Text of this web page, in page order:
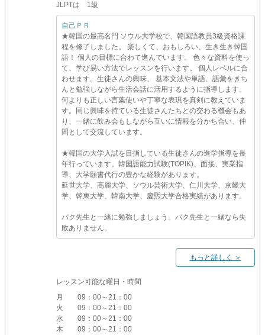
JLPTは 1級
自己ＰＲ
★韓国の最高名門 ソウル大学校で、韓国語教員3級資格課
程を修了しました。 楽しくて、おもしろい、生き生き韓国
語！ 個人の目標に合わて進んでいます。 色々な資料を使っ
て、学び易い方法でレッスンを行います。 個人レベルに合
わせます。生徒さんの興味、 基本文法や単語、語彙をきち
んと勉強しながら生活会話に活用するように指導します。
何よりも正しい言葉使いや丁寧な表現を真剣に教えていま
す。同じ興味を持ている生徒さんたちとの交わる機会もあ
り、一緒に飲み会もしながら互いに情報を分かち合い、仲
間として交流しています。
★韓国の大学入試を目指している生徒さんの進学指導を長
年行っています。韓国語能力試験(TOPIK)、面接、実業指
導、大学願書代行の豊かな経験があります。
延世大学、高麗大学、ソウル芸術大学、仁川大学、京畿大
学、韓東大学、韓南大学、慶煕大学合格実績があります。
パク先生と一緒に勉強しましょう。パク先生と一緒なら失
敗ありません。
もっと詳しく ＞
レッスン可能な曜日・時間
月
09：00～21：00
火
09：00～21：00
水
09：00～21：00
木
09：00～21：00